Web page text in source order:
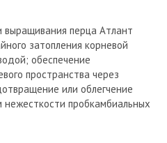
выращивания перца Атлант
затопления корневой
обеспечение
пространства через
или облегчение
пробкамбиальных